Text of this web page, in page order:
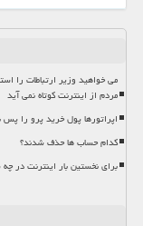
می خواهید وزیر ارتباطات را
مردم از اینترنت کوتاه نمی آید
اپراتورها پول خرید پرو را
کدام حساب ها حذف شدند؟
برای نخستین بار اینترنت در